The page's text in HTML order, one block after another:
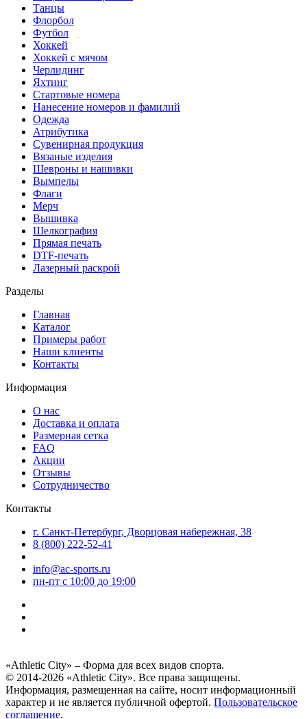
Танцы
Флорбол
Футбол
Хоккей
Хоккей с мячом
Черлидинг
Яхтинг
Стартовые номера
Нанесение номеров и фамилий
Одежда
Атрибутика
Сувенирная продукция
Вязаные изделия
Шевроны и нашивки
Вымпелы
Флаги
Мерч
Вышивка
Шелкография
Прямая печать
DTF-печать
Лазерный раскрой
Разделы
Главная
Каталог
Примеры работ
Наши клиенты
Контакты
Информация
О нас
Доставка и оплата
Размерная сетка
FAQ
Акции
Отзывы
Сотрудничество
Контакты
г. Санкт-Петербург, Дворцовая набережная, 38
8 (800) 222-52-41
info@ac-sports.ru
пн-пт c 10:00 до 19:00
«Athletic City» – Форма для всех видов спорта.
© 2014-2026 «Athletic City». Все права защищены.
Информация, размещенная на сайте, носит информационный
характер и не является публичной офертой. Пользовательское
соглашение.